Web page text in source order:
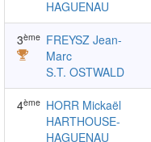
HAGUENAU
3ème FREYSZ Jean-
Marc
S.T. OSTWALD
4ème HORR Mickaël
HARTHOUSE-
HAGUENAU